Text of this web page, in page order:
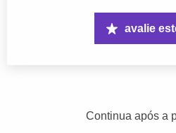
avalie
Continua após a